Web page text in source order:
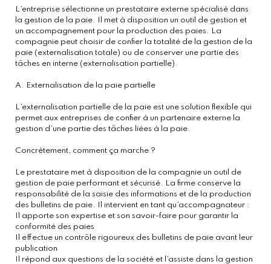
L’entreprise sélectionne un prestataire externe spécialisé dans
la gestion de la paie. Il met à disposition un outil de gestion et
un accompagnement pour la production des paies. La
compagnie peut choisir de confier la totalité de la gestion de la
paie (externalisation totale) ou de conserver une partie des
tâches en interne (externalisation partielle).
A. Externalisation de la paie partielle
L’externalisation partielle de la paie est une solution flexible qui
permet aux entreprises de confier à un partenaire externe la
gestion d’une partie des tâches liées à la paie.
Concrètement, comment ça marche ?
Le prestataire met à disposition de la compagnie un outil de
gestion de paie performant et sécurisé. La firme conserve la
responsabilité de la saisie des informations et de la production
des bulletins de paie. Il intervient en tant qu’accompagnateur :
Il apporte son expertise et son savoir-faire pour garantir la
conformité des paies
Il effectue un contrôle rigoureux des bulletins de paie avant leur
publication
Il répond aux questions de la société et l’assiste dans la gestion